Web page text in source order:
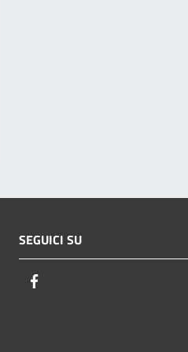
SEGUICI SU